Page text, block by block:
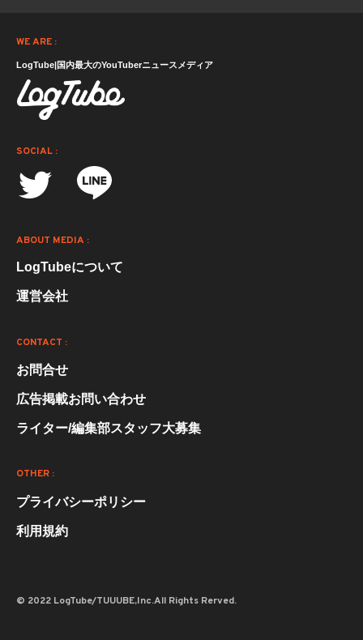
WE ARE :
LogTube|国内最大のYouTuberニュースメディア
SOCIAL :
ABOUT MEDIA :
LogTubeについて
運営会社
CONTACT :
お問合せ
広告掲載お問い合わせ
ライター/編集部スタッフ大募集
OTHER :
プライバシーポリシー
利用規約
© 2022 LogTube/TUUUBE,Inc.All Rights Rerved.